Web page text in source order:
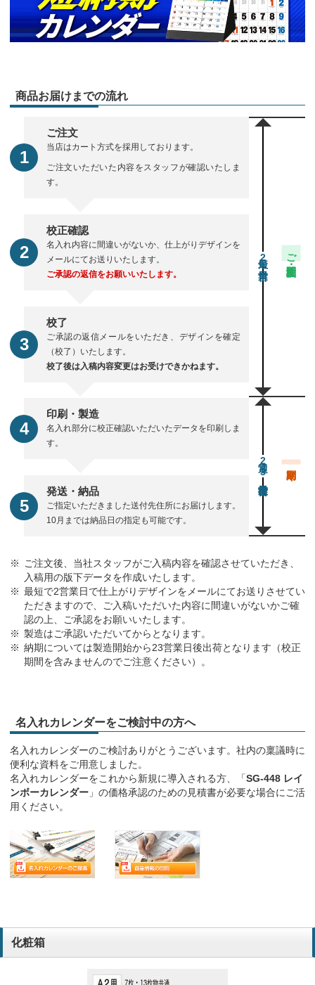
商品お届けまでの流れ
ご注文
当店はカート方式を採用しております。
ご注文いただいた内容をスタッフが確認いたしま
す。
校正確認
名入れ内容に間違いがないか、仕上がりデザインを
メールにてお送りいたします。
ご承認の返信をお願いいたします。
校了
ご承認の返信メールをいただき、デザインを確定
（校了）いたします。
校了後は入稿内容変更はお受けできかねます。
2 ご注文・校正期間
印刷・製造
名入れ部分に校正確認いただいたデータを印刷しま
す。
発送・納品
ご指定いただきました送付先住所にお届けします。
10月までは納品日の指定も可能です。
通常23営業日後出荷
ご注文後、当社スタッフがご入稿内容を確認させていただき、
入稿用の版下データを作成いたします。
最短で2営業日で仕上がりデザインをメールにてお送りさせてい
ただきますので、ご入稿いただいた内容に間違いがないかご確
認の上、ご承認をお願いいたします。
製造はご承認いただいてからとなります。
納期については製造開始から23営業日後出荷となります（校正
期間を含みませんのでご注意ください）。
名入れカレンダーをご検討中の方へ
名入れカレンダーのご検討ありがとうございます。社内の稟議時に
便利な資料をご用意しました。
名入れカレンダーをこれから新規に導入される方、「SG-448 レイ
ンボーカレンダー 」の価格承認のための見積書が必要な場合にご活
用ください。
化粧箱